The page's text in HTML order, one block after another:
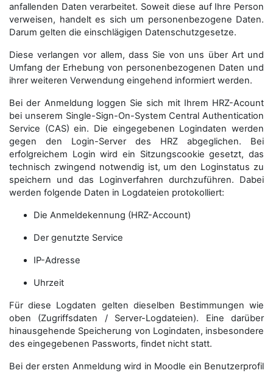
anfallenden Daten verarbeitet. Soweit diese auf Ihre Person
verweisen, handelt es sich um personenbezogene Daten.
Darum gelten die einschlägigen Datenschutzgesetze.
Diese verlangen vor allem, dass Sie von uns über Art und
Umfang der Erhebung von personenbezogenen Daten und
ihrer weiteren Verwendung eingehend informiert werden.
Bei der Anmeldung loggen Sie sich mit Ihrem HRZ-Acount
bei unserem Single-Sign-On-System Central Authentication
Service (CAS) ein. Die eingegebenen Logindaten werden
gegen den Login-Server des HRZ abgeglichen. Bei
erfolgreichem Login wird ein Sitzungscookie gesetzt, das
technisch zwingend notwendig ist, um den Loginstatus zu
speichern und das Loginverfahren durchzuführen. Dabei
werden folgende Daten in Logdateien protokolliert:
Die Anmeldekennung (HRZ-Account)
Der genutzte Service
IP-Adresse
Uhrzeit
Für diese Logdaten gelten dieselben Bestimmungen wie
oben (Zugriffsdaten / Server-Logdateien). Eine darüber
hinausgehende Speicherung von Logindaten, insbesondere
des eingegebenen Passworts, findet nicht statt.
Bei der ersten Anmeldung wird in Moodle ein Benutzerprofil